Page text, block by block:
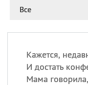
Все
Кажется,
И достать
Мама